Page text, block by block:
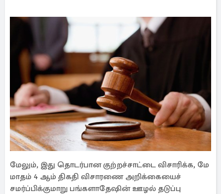
மேலும், இது தொடர்பான குற்றச்சாட்டை விசாரிக்க, மே
மாதம் 4 ஆம் திகதி விசாரணை அறிக்கையைச்
சமர்ப்பிக்குமாறு பங்களாதேஷின் ஊழல் தடுப்பு